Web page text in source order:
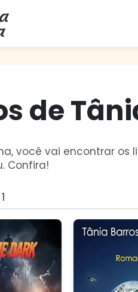
de
você vai encontrar os
Confira!